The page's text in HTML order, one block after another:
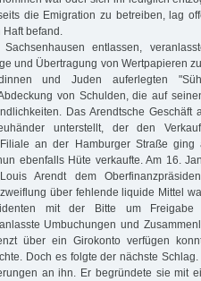
die Emigration zu betreiben, lag
befand.
entlassen,
und Übertragung von Wertpapieren
und Juden auferlegten
von Schulden, die auf
Das Arendtsche Geschäft
unterstellt, der den
an der Hamburger Straße
ebenfalls Hüte verkaufte. Am 16.
Arendt dem
über fehlende liquide Mittel
mit der Bitte um Freigabe
Umbuchungen und
über ein Girokonto verfügen
Doch es folgte der nächste
an ihn. Er begründete sie mit